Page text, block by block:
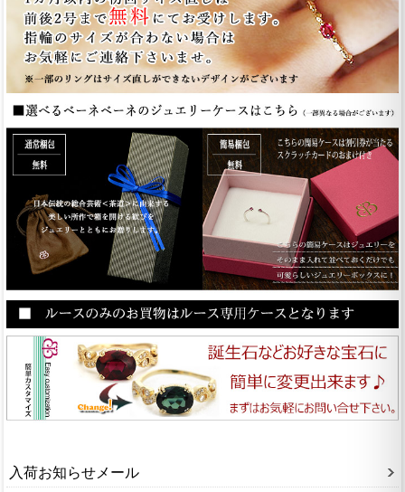
入荷お知らせメール